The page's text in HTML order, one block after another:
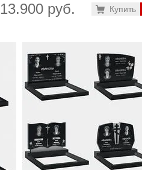
13.900 руб. Купить